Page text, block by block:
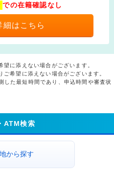
での在籍確認なし
細はこちら
に添えない場合がございます。
希望に添えない場合がございます。
た最短時間であり、申込時間や審査状
ATM検索
から探す